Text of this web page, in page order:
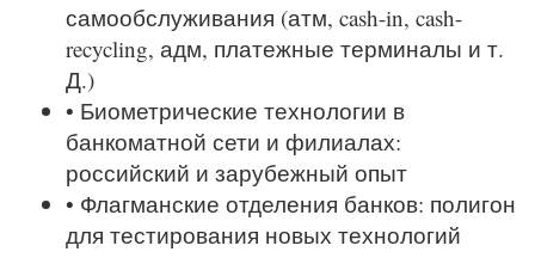
самообслуживания (атм, cash-in, cash-
recycling, адм, платежные терминалы и т.
Д.)
• Биометрические технологии в
банкоматной сети и филиалах:
российский и зарубежный опыт
• Флагманские отделения банков: полигон
для тестирования новых технологий